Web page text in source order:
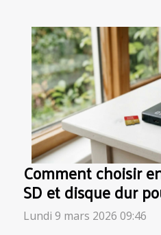
Comment choisir
SD et disque dur
Lundi 9 mars 2026 09:46